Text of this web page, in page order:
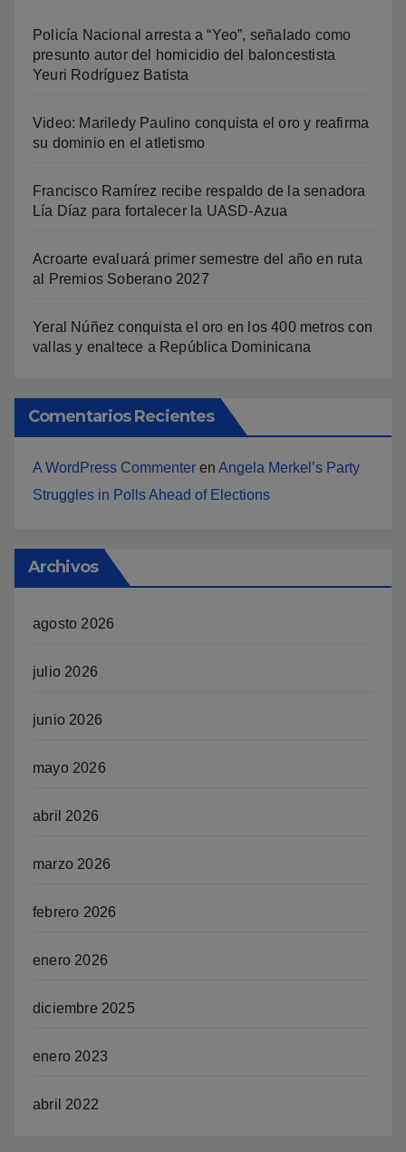
Policía Nacional arresta a “Yeo”, señalado como
presunto autor del homicidio del baloncestista
Yeuri Rodríguez Batista
Video: Mariledy Paulino conquista el oro y reafirma
su dominio en el atletismo
Francisco Ramírez recibe respaldo de la senadora
Lía Díaz para fortalecer la UASD-Azua
Acroarte evaluará primer semestre del año en ruta
al Premios Soberano 2027
Yeral Núñez conquista el oro en los 400 metros con
vallas y enaltece a República Dominicana
Comentarios Recientes
A WordPress Commenter en Angela Merkel’s Party
Struggles in Polls Ahead of Elections
Archivos
agosto 2026
julio 2026
junio 2026
mayo 2026
abril 2026
marzo 2026
febrero 2026
enero 2026
diciembre 2025
enero 2023
abril 2022